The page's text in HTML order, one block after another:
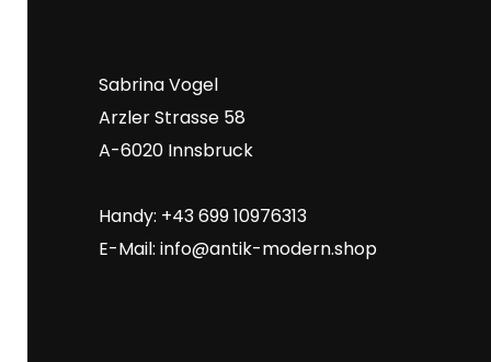
Sabrina Vogel
Arzler Strasse 58
A-6020 Innsbruck
Handy: +43 699 10976313
E-Mail: info@antik-modern.shop